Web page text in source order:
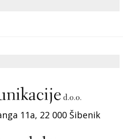
11a, 22 000 Šibenik